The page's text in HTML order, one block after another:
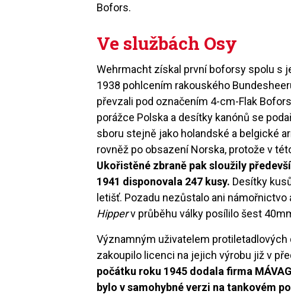
Bofors.
Ve službách Osy
Wehrmacht získal první boforsy spolu s
1938 pohlcením rakouského
převzali pod označením 4-cm-Flak
porážce Polska a desítky kanónů se
sboru stejně jako holandské a belgické
rovněž po obsazení Norska, protože v
Ukořistěné zbraně pak sloužily
1941 disponovala 247 kusy. Desítky
letišť. Pozadu nezůstalo ani
Hipperv průběhu války posílilo šest
Významným uživatelem
zakoupilo licenci na jejich výrobu již v
počátku roku 1945 dodala firma
bylo v samohybné verzi na tankovém